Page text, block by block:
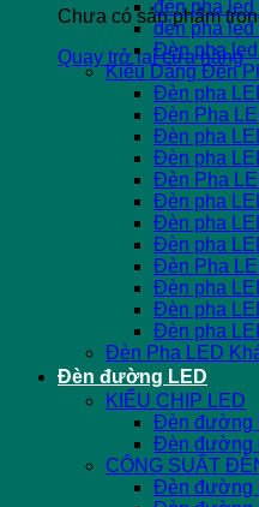
Chưa có sản phẩm
Quay trở lại cửa hàng
đèn pha led
đèn pha led
Đèn pha
Kiểu Dáng Đèn
Đèn pha
Đèn Pha
Đèn pha
Đèn pha
Đèn Pha
Đèn pha
Đèn pha
Đèn pha
Đèn Pha
Đèn pha
Đèn pha
Đèn pha
Đèn Pha LED
Đèn đường LED
KIỂU CHIP LED
Đèn đường
Đèn đường
CÔNG SUẤT
Đèn đường